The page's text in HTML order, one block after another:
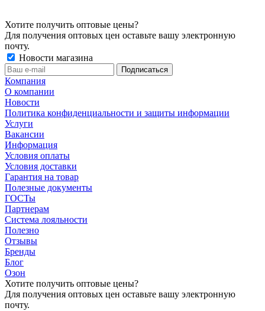
Хотите получить оптовые цены?
Для получения оптовых цен оставьте вашу электронную
почту.
Новости магазина
Компания
О компании
Новости
Политика конфиденциальности и защиты информации
Услуги
Вакансии
Информация
Условия оплаты
Условия доставки
Гарантия на товар
Полезные документы
ГОСТы
Партнерам
Система лояльности
Полезно
Отзывы
Бренды
Блог
Озон
Хотите получить оптовые цены?
Для получения оптовых цен оставьте вашу электронную
почту.